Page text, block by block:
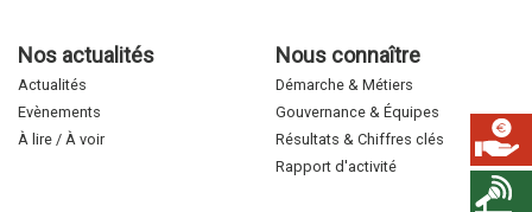
Nos actualités
Actualités
Evènements
À lire / À voir
Nous connaître
Démarche & Métiers
Gouvernance & Équipes
Résultats & Chiffres clés
Rapport d'activité